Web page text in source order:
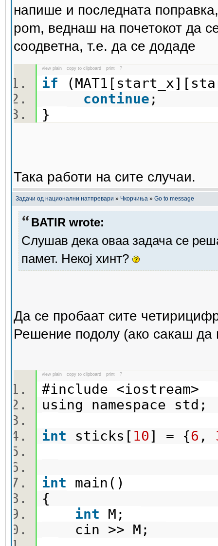
напише и последната
pom, веднаш на почетокот да
соодветна, т.е. да се додаде
view plain copy to clipboard print ?
if
continue ;
}
Така работи на сите случаи.
Задачи од национални натпревари » Чкорчиња » Go to message
BATIR wrote:
Слушав дека оваа задача се
памет. Некој хинт?
Да се пробаат сите
Решение подолу (ако сакаш да
view plain copy to clipboard print ?
#include <iostream>
using namespace
int sticks[ 10] = {6 ,
int main()
{
int M;
cin >> M;